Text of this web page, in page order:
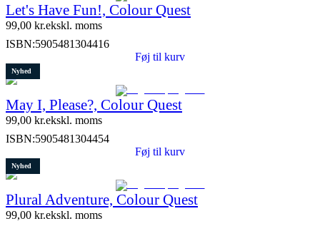
Let's Have Fun!, Colour Quest
99,00 kr.ekskl. moms
ISBN:5905481304416
Føj til kurv
Nyhed
May I, Please?, Colour Quest
99,00 kr.ekskl. moms
ISBN:5905481304454
Føj til kurv
Nyhed
Plural Adventure, Colour Quest
99,00 kr.ekskl. moms